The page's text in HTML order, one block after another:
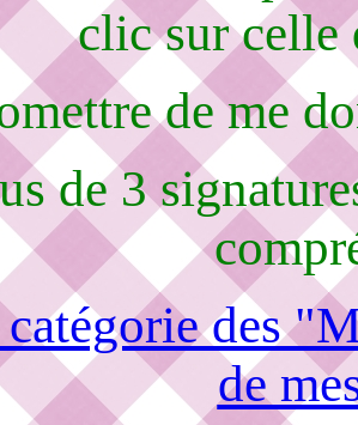
clic sur celle
de me
de 3
des
de